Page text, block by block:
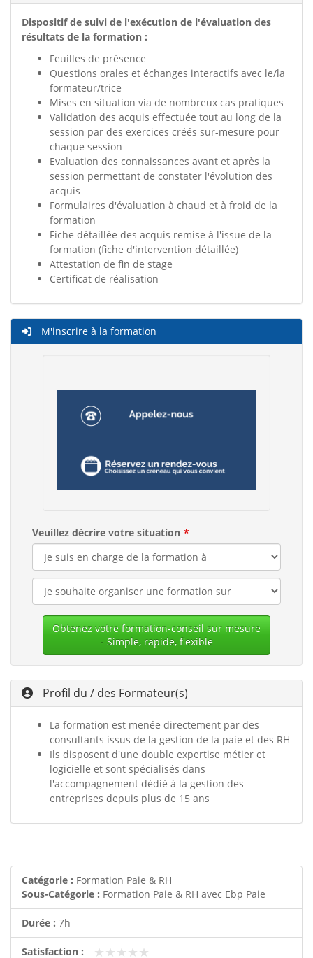
Dispositif de suivi de l'exécution de l'évaluation des
résultats de la formation :
Feuilles de présence
Questions orales et échanges interactifs avec le/la
formateur/trice
Mises en situation via de nombreux cas pratiques
Validation des acquis effectuée tout au long de la
session par des exercices créés sur-mesure pour
chaque session
Evaluation des connaissances avant et après la
session permettant de constater l'évolution des
acquis
Formulaires d'évaluation à chaud et à froid de la
formation
Fiche détaillée des acquis remise à l'issue de la
formation (fiche d'intervention détaillée)
Attestation de fin de stage
Certificat de réalisation
M'inscrire à la formation
Veuillez décrire votre situation
Obtenez votre formation-conseil sur mesure
- Simple, rapide, flexible
Profil du / des Formateur(s)
La formation est menée directement par des
consultants issus de la gestion de la paie et des RH
Ils disposent d'une double expertise métier et
logicielle et sont spécialisés dans
l'accompagnement dédié à la gestion des
entreprises depuis plus de 15 ans
Catégorie : Formation Paie & RH
Sous-Catégorie : Formation Paie & RH avec Ebp Paie
Durée : 7h
Satisfaction : ★★★★★
★★★★★